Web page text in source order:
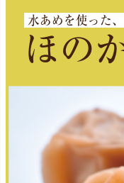
水あめを使った
ほの